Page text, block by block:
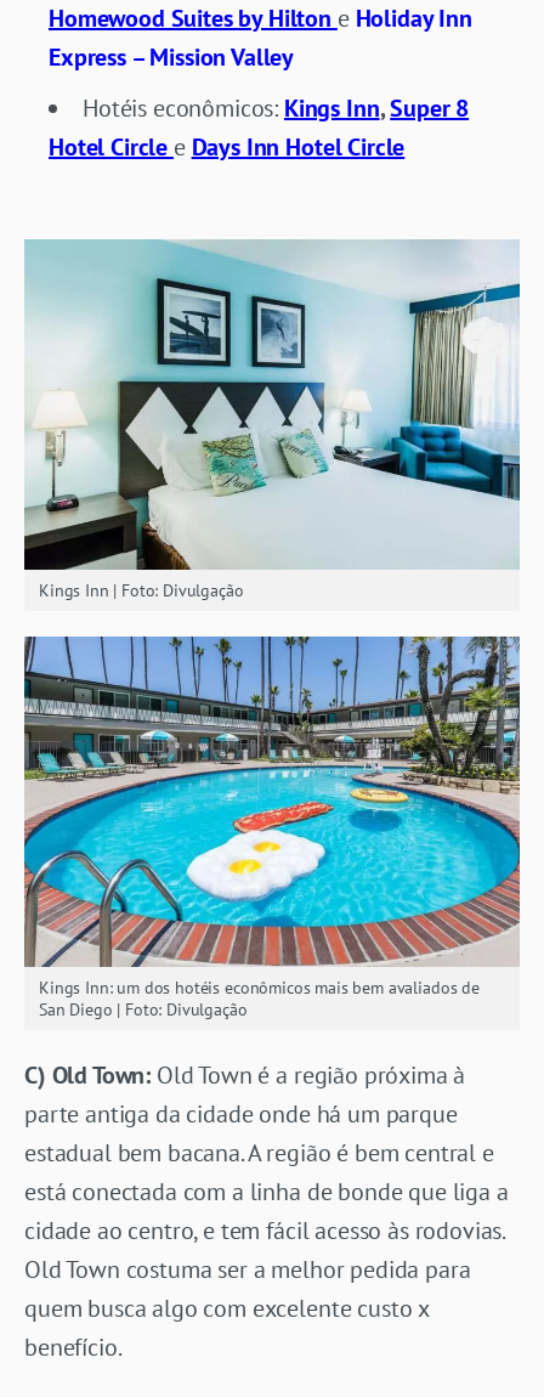
Homewood Suites by Hilton e Holiday Inn
Express – Mission Valley
Hotéis econômicos: Kings Inn,Super 8
Hotel Circle e Days Inn Hotel Circle
Kings Inn | Foto: Divulgação
Kings Inn: um dos hotéis econômicos mais bem avaliados de
San Diego | Foto: Divulgação
C) Old Town: Old Town é a região próxima à
parte antiga da cidade onde há um parque
estadual bem bacana. A região é bem central e
está conectada com a linha de bonde que liga a
cidade ao centro, e tem fácil acesso às rodovias.
Old Town costuma ser a melhor pedida para
quem busca algo com excelente custo x
benefício.